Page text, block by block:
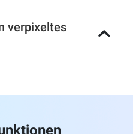
verpixeltes